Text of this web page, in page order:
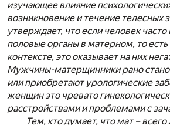
изучающее влияние
возникновение и течение телесных
утверждает, что если человек
половые органы в матерном, то
контексте, это оказывает на них
Мужчины-матерщинники рано
или приобретают урологические
женщин это чревато
расстройствами и проблемами с
Тем, кто думает, что мат –